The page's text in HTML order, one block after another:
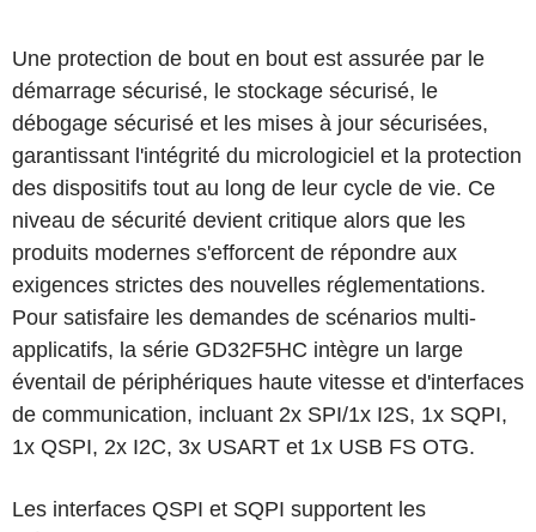
Une protection de bout en bout est assurée par le
démarrage sécurisé, le stockage sécurisé, le
débogage sécurisé et les mises à jour sécurisées,
garantissant l'intégrité du micrologiciel et la protection
des dispositifs tout au long de leur cycle de vie. Ce
niveau de sécurité devient critique alors que les
produits modernes s'efforcent de répondre aux
exigences strictes des nouvelles réglementations.
Pour satisfaire les demandes de scénarios multi-
applicatifs, la série GD32F5HC intègre un large
éventail de périphériques haute vitesse et d'interfaces
de communication, incluant 2x SPI/1x I2S, 1x SQPI,
1x QSPI, 2x I2C, 3x USART et 1x USB FS OTG.
Les interfaces QSPI et SQPI supportent les